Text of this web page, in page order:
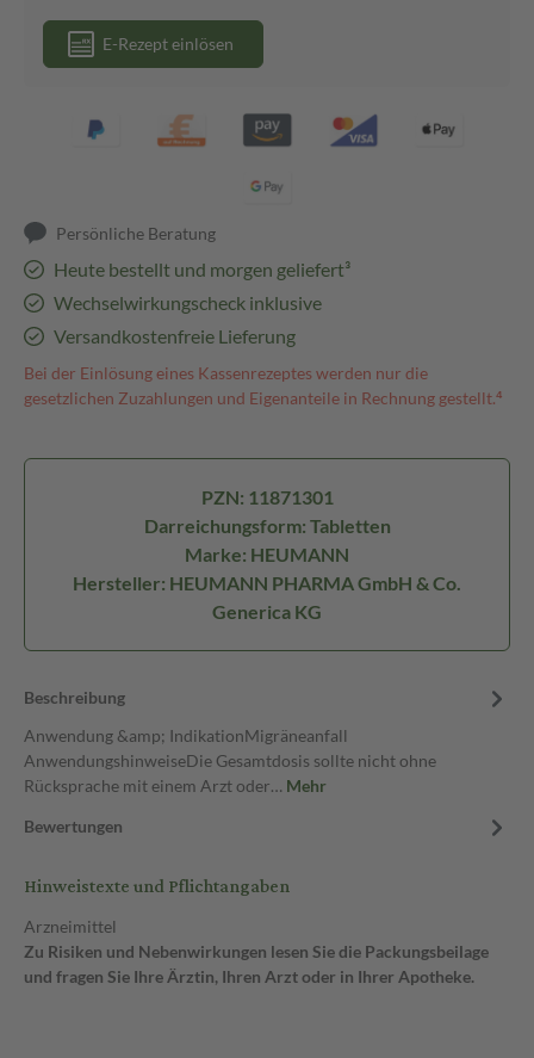
E-Rezept einlösen
Persönliche Beratung
Heute bestellt und morgen geliefert³
Wechselwirkungscheck inklusive
Versandkostenfreie Lieferung
Bei der Einlösung eines Kassenrezeptes werden nur die
gesetzlichen Zuzahlungen und Eigenanteile in Rechnung gestellt.⁴
PZN: 11871301
Darreichungsform: Tabletten
Marke: HEUMANN
Hersteller: HEUMANN PHARMA GmbH & Co.
Generica KG
Beschreibung
Anwendung &amp; IndikationMigräneanfall
AnwendungshinweiseDie Gesamtdosis sollte nicht ohne
Rücksprache mit einem Arzt oder… Mehr
Bewertungen
Hinweistexte und Pflichtangaben
Arzneimittel
Zu Risiken und Nebenwirkungen lesen Sie die Packungsbeilage
und fragen Sie Ihre Ärztin, Ihren Arzt oder in Ihrer Apotheke.